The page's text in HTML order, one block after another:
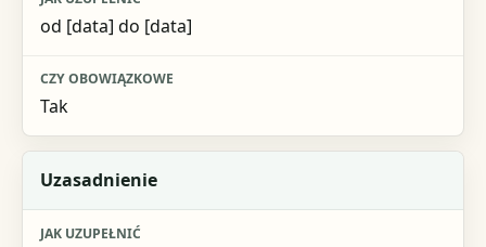
od [data] do [data]
Tak
Uzasadnienie